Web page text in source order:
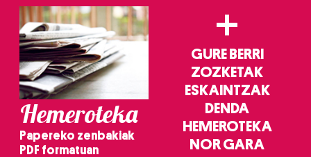
Hemeroteka
Papereko zenbakiak
PDF formatuan
+
GURE BERRI
ZOZKETAK
ESKAINTZAK
DENDA
HEMEROTEKA
NOR GARA